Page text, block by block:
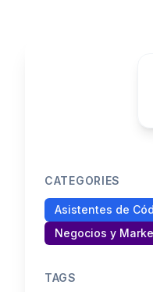
CATEGORIES
Asistentes de
Negocios y
TAGS